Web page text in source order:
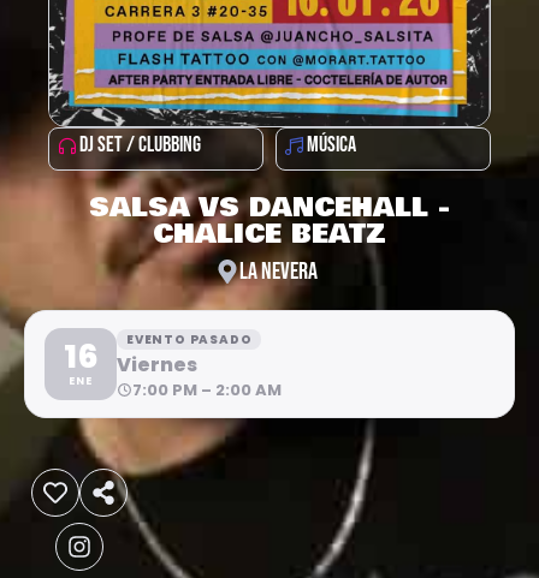
DJ SET / CLUBBING MÚSICA
SALSA VS DANCEHALL -
CHALICE BEATZ
LA NEVERA
16
ENE
EVENTO PASADO
Viernes
7:00 PM – 2:00 AM